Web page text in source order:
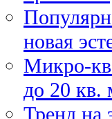
новая
Микро-
до 20 кв.
Тренд на